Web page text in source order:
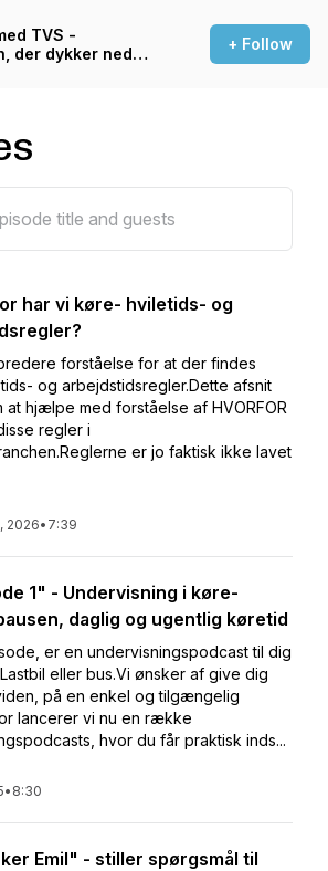
TVS -
der dykker ned i
+ Follow
har vi køre- hviletids- og
forståelse for at der findes
og arbejdstidsregler.Dette afsnit
at hjælpe med forståelse af HVORFOR
regler i
er jo faktisk ikke lavet
2026• 7:39
1" - Undervisning i køre-
daglig og ugentlig køretid
er en undervisningspodcast til dig
eller bus.Vi ønsker af give dig
på en enkel og tilgængelig
lancerer vi nu en række
hvor du får praktisk inds...
• 8:30
Emil" - stiller spørgsmål til